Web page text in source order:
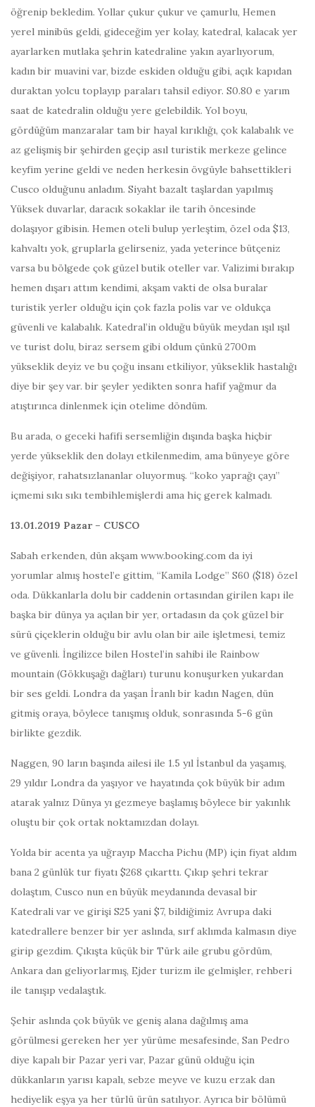
öğrenip bekledim. Yollar çukur çukur ve çamurlu, Hemen
yerel minibüs geldi, gideceğim yer kolay, katedral, kalacak yer
ayarlarken mutlaka şehrin katedraline yakın ayarlıyorum,
kadın bir muavini var, bizde eskiden olduğu gibi, açık kapıdan
duraktan yolcu toplayıp paraları tahsil ediyor. S0.80 e yarım
saat de katedralin olduğu yere gelebildik. Yol boyu,
gördüğüm manzaralar tam bir hayal kırıklığı, çok kalabalık ve
az gelişmiş bir şehirden geçip asıl turistik merkeze gelince
keyfim yerine geldi ve neden herkesin övgüyle bahsettikleri
Cusco olduğunu anladım. Siyaht bazalt taşlardan yapılmış
Yüksek duvarlar, daracık sokaklar ile tarih öncesinde
dolaşıyor gibisin. Hemen oteli bulup yerleştim, özel oda $13,
kahvaltı yok, gruplarla gelirseniz, yada yeterince bütçeniz
varsa bu bölgede çok güzel butik oteller var. Valizimi bırakıp
hemen dışarı attım kendimi, akşam vakti de olsa buralar
turistik yerler olduğu için çok fazla polis var ve oldukça
güvenli ve kalabalık. Katedral’in olduğu büyük meydan ışıl ışıl
ve turist dolu, biraz sersem gibi oldum çünkü 2700m
yükseklik deyiz ve bu çoğu insanı etkiliyor, yükseklik hastalığı
diye bir şey var. bir şeyler yedikten sonra hafif yağmur da
atıştırınca dinlenmek için otelime döndüm.
Bu arada, o geceki hafifi sersemliğin dışında başka hiçbir
yerde yükseklik den dolayı etkilenmedim, ama bünyeye göre
değişiyor, rahatsızlananlar oluyormuş. “koko yaprağı çayı”
içmemi sıkı sıkı tembihlemişlerdi ama hiç gerek kalmadı.
13.01.2019 Pazar – CUSCO
Sabah erkenden, dün akşam www.booking.com da iyi
yorumlar almış hostel’e gittim, “Kamila Lodge” S60 ($18) özel
oda. Dükkanlarla dolu bir caddenin ortasından girilen kapı ile
başka bir dünya ya açılan bir yer, ortadasın da çok güzel bir
sürü çiçeklerin olduğu bir avlu olan bir aile işletmesi, temiz
ve güvenli. İngilizce bilen Hostel’in sahibi ile Rainbow
mountain (Gökkuşağı dağları) turunu konuşurken yukardan
bir ses geldi. Londra da yaşan İranlı bir kadın Nagen, dün
gitmiş oraya, böylece tanışmış olduk, sonrasında 5-6 gün
birlikte gezdik.
Naggen, 90 ların başında ailesi ile 1.5 yıl İstanbul da yaşamış,
29 yıldır Londra da yaşıyor ve hayatında çok büyük bir adım
atarak yalnız Dünya yı gezmeye başlamış böylece bir yakınlık
oluştu bir çok ortak noktamızdan dolayı.
Yolda bir acenta ya uğrayıp Maccha Pichu (MP) için fiyat aldım
bana 2 günlük tur fiyatı $268 çıkarttı. Çıkıp şehri tekrar
dolaştım, Cusco nun en büyük meydanında devasal bir
Katedrali var ve girişi S25 yani $7, bildiğimiz Avrupa daki
katedrallere benzer bir yer aslında, sırf aklımda kalmasın diye
girip gezdim. Çıkışta küçük bir Türk aile grubu gördüm,
Ankara dan geliyorlarmış, Ejder turizm ile gelmişler, rehberi
ile tanışıp vedalaştık.
Şehir aslında çok büyük ve geniş alana dağılmış ama
görülmesi gereken her yer yürüme mesafesinde, San Pedro
diye kapalı bir Pazar yeri var, Pazar günü olduğu için
dükkanların yarısı kapalı, sebze meyve ve kuzu erzak dan
hediyelik eşya ya her türlü ürün satılıyor. Ayrıca bir bölümü